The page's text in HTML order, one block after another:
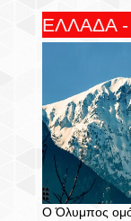
ΕΛΛΑΔΑ
Ο Όλυμπος